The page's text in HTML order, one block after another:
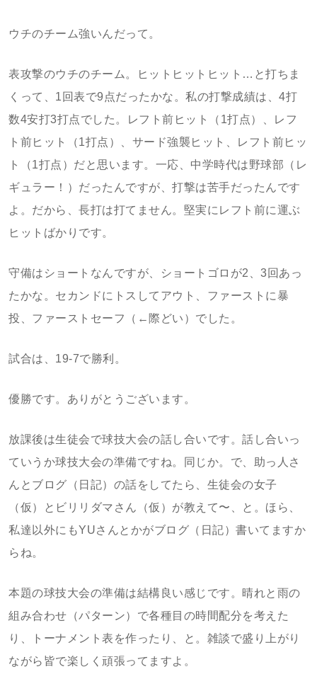
ウチのチーム強いんだって。
表攻撃のウチのチーム。ヒットヒットヒット…と打ちま
くって、1回表で9点だったかな。私の打撃成績は、4打
数4安打3打点でした。レフト前ヒット（1打点）、レフ
ト前ヒット（1打点）、サード強襲ヒット、レフト前ヒッ
ト（1打点）だと思います。一応、中学時代は野球部（レ
ギュラー！）だったんですが、打撃は苦手だったんです
よ。だから、長打は打てません。堅実にレフト前に運ぶ
ヒットばかりです。
守備はショートなんですが、ショートゴロが2、3回あっ
たかな。セカンドにトスしてアウト、ファーストに暴
投、ファーストセーフ（←際どい）でした。
試合は、19-7で勝利。
優勝です。ありがとうございます。
放課後は生徒会で球技大会の話し合いです。話し合いっ
ていうか球技大会の準備ですね。同じか。で、助っ人さ
んとブログ（日記）の話をしてたら、生徒会の女子
（仮）とビリリダマさん（仮）が教えて〜、と。ほら、
私達以外にもYUさんとかがブログ（日記）書いてますか
らね。
本題の球技大会の準備は結構良い感じです。晴れと雨の
組み合わせ（パターン）で各種目の時間配分を考えた
り、トーナメント表を作ったり、と。雑談で盛り上がり
ながら皆で楽しく頑張ってますよ。